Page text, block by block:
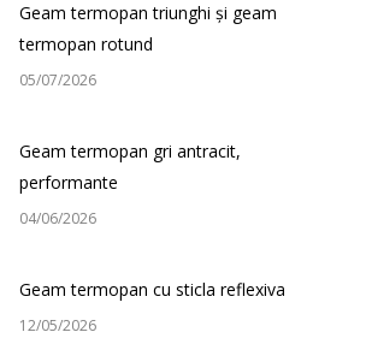
Geam termopan triunghi și geam
termopan rotund
05/07/2026
Geam termopan gri antracit,
performante
04/06/2026
Geam termopan cu sticla reflexiva
12/05/2026